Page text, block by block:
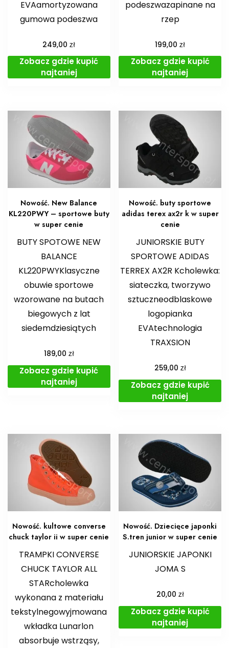
EVAamortyzowana
gumowa podeszwa
249,00zł
Zobacz gdzie kupić
najtaniej
podeszwazapinane na
rzep
199,00zł
Zobacz gdzie kupić
najtaniej
Nowość. New Balance
KL220PWY – sportowe buty
w super cenie
BUTY SPOTOWE NEW
BALANCE
KL220PWYKlasyczne
obuwie sportowe
wzorowane na butach
biegowych z lat
siedemdziesiątych
189,00 zł
Zobacz gdzie kupić
najtaniej
Nowość. buty sportowe
adidas terex ax2r k w super
cenie
JUNIORSKIE BUTY
SPORTOWE ADIDAS
TERREX AX2R Kcholewka:
siateczka, tworzywo
sztuczneodblaskowe
logopianka
EVAtechnologia
TRAXSION
259,00 zł
Zobacz gdzie kupić
najtaniej
Nowość. kultowe converse
chuck taylor ii w super cenie
TRAMPKI CONVERSE
CHUCK TAYLOR ALL
STARcholewka
wykonana z materiału
tekstylnegowyjmowana
wkładka Lunarlon
absorbuje wstrząsy,
Nowość. Dziecięce japonki
S.tren junior w super cenie
JUNIORSKIE JAPONKI
JOMA S
20,00 zł
Zobacz gdzie kupić
najtaniej